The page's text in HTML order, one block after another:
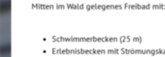
Mitten im Wald gelegenes Freibad mit:
Schwimmerbecken (25 m)
Erlebnisbecken mit